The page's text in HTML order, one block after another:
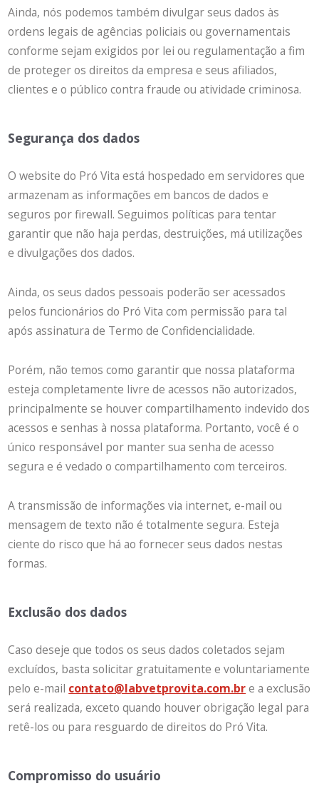
Ainda, nós podemos também divulgar seus dados às
ordens legais de agências policiais ou governamentais
conforme sejam exigidos por lei ou regulamentação a fim
de proteger os direitos da empresa e seus afiliados,
clientes e o público contra fraude ou atividade criminosa.
Segurança dos dados
O website do Pró Vita está hospedado em servidores que
armazenam as informações em bancos de dados e
seguros por firewall. Seguimos políticas para tentar
garantir que não haja perdas, destruições, má utilizações
e divulgações dos dados.
Ainda, os seus dados pessoais poderão ser acessados
pelos funcionários do Pró Vita com permissão para tal
após assinatura de Termo de Confidencialidade.
Porém, não temos como garantir que nossa plataforma
esteja completamente livre de acessos não autorizados,
principalmente se houver compartilhamento indevido dos
acessos e senhas à nossa plataforma. Portanto, você é o
único responsável por manter sua senha de acesso
segura e é vedado o compartilhamento com terceiros.
A transmissão de informações via internet, e-mail ou
mensagem de texto não é totalmente segura. Esteja
ciente do risco que há ao fornecer seus dados nestas
formas.
Exclusão dos dados
Caso deseje que todos os seus dados coletados sejam
excluídos, basta solicitar gratuitamente e voluntariamente
pelo e-mail contato@labvetprovita.com.bre a exclusão
será realizada, exceto quando houver obrigação legal para
retê-los ou para resguardo de direitos do Pró Vita.
Compromisso do usuário